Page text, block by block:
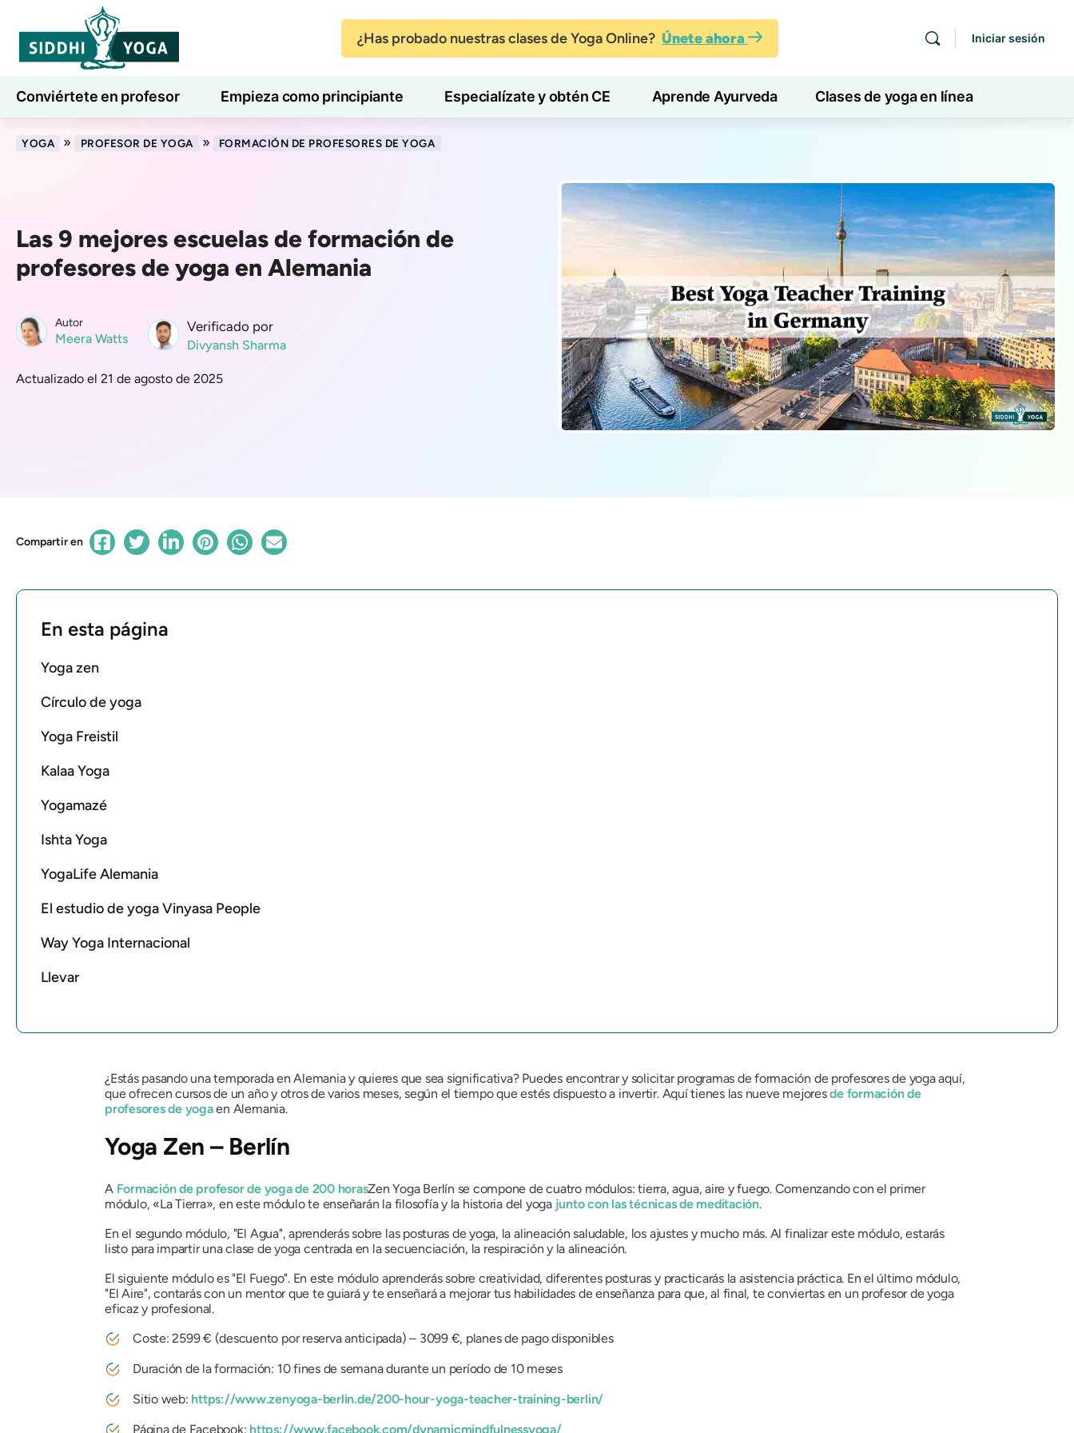
¿Has probado nuestras clases de Yoga Online? Únete ahora Iniciar sesión
Conviértete en profesor Empieza como principiante Especialízate y obtén CE Aprende Ayurveda Clases de yoga en línea
7 días de bienestar Blog Aprender
YOGA » PROFESOR DE YOGA » FORMACIÓN DE PROFESORES DE YOGA
Las 9 mejores escuelas de formación de
profesores de yoga en Alemania
Autor
Meera Watts
Verificado por
Divyansh Sharma
Actualizado el 21 de agosto de 2025
Compartir en
En esta página
Yoga zen
Círculo de yoga
Yoga Freistil
Kalaa Yoga
Yogamazé
Ishta Yoga
YogaLife Alemania
El estudio de yoga Vinyasa People
Way Yoga Internacional
Llevar
¿Estás pasando una temporada en Alemania y quieres que sea significativa? Puedes encontrar y solicitar programas de formación de profesores de yoga aquí,
que ofrecen cursos de un año y otros de varios meses, según el tiempo que estés dispuesto a invertir. Aquí tienes las nueve mejoresde formación de
profesores de yogaen Alemania.
Yoga Zen – Berlín
A Formación de profesor de yoga de 200 horasZen Yoga Berlín se compone de cuatro módulos: tierra, agua, aire y fuego. Comenzando con el primer
módulo, «La Tierra», en este módulo te enseñarán la filosofía y la historia del yoga junto con las técnicas de meditación.
En el segundo módulo, "El Agua", aprenderás sobre las posturas de yoga, la alineación saludable, los ajustes y mucho más. Al finalizar este módulo, estarás
listo para impartir una clase de yoga centrada en la secuenciación, la respiración y la alineación.
El siguiente módulo es "El Fuego". En este módulo aprenderás sobre creatividad, diferentes posturas y practicarás la asistencia práctica. En el último módulo,
"El Aire", contarás con un mentor que te guiará y te enseñará a mejorar tus habilidades de enseñanza para que, al final, te conviertas en un profesor de yoga
eficaz y profesional.
Coste: 2599 € (descuento por reserva anticipada) – 3099 €, planes de pago disponibles
Duración de la formación: 10 fines de semana durante un período de 10 meses
Sitio web: https://www.zenyoga-berlin.de/200-hour-yoga-teacher-training-berlin/
Página de Facebook: https://www.facebook.com/dynamicmindfulnessyoga/